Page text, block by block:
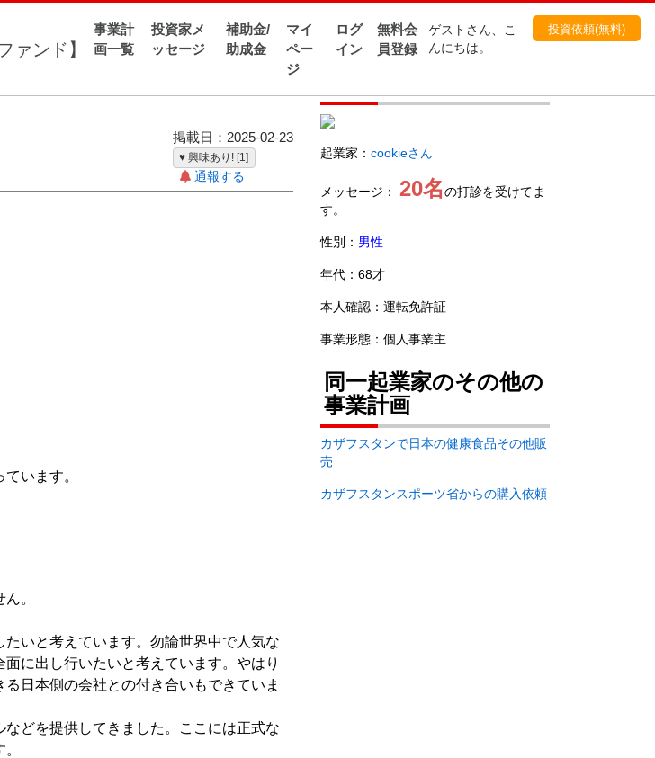
事業計
画一覧
投資家メ
ッセージ
補助金/
助成金
マイ
ペー
ジ
ログ
イン
無料会
員登録
ゲストさん、こ
んにちは。
投資依頼(無料)
掲載日：2025-02-23
♥ 興味あり! [1]
通報する
います。
。
いと考えています。勿論世界中で人気な
に出し行いたいと考えています。やはり
日本側の会社との付き合いもできていま
どを提供してきました。ここには正式な
起業家： cookieさん
メッセージ： 20名 の打診を受けてま
す。
性別： 男性
年代：68才
本人確認：運転免許証
事業形態：個人事業主
同一起業家のその他の
事業計画
カザフスタンで日本の健康食品その他販
売
カザフスタンスポーツ省からの購入依頼